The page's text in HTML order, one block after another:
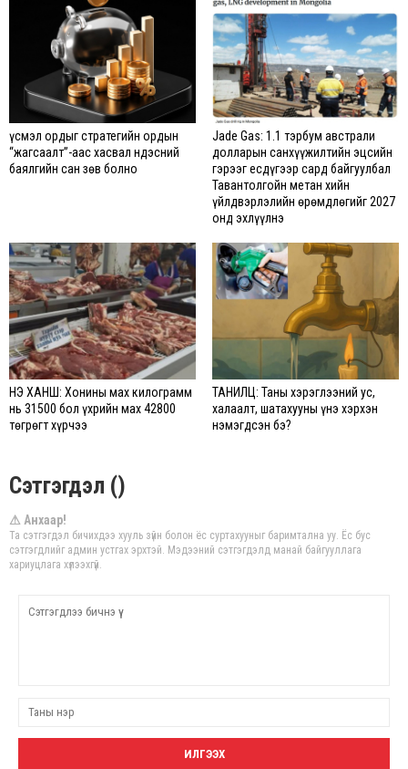
Үүсмэл ордыг стратегийн ордын
“жагсаалт”-аас хасвал Үндэсний
баялгийн сан зөв болно
Jade Gas: 1.1 тэрбум австрали
долларын санхүүжилтийн эцсийн
гэрээг есдүгээр сард байгуулбал
Тавантолгойн метан хийн
үйлдвэрлэлийн өрөмдлөгийг 2027
онд эхлүүлнэ
ҮНЭ ХАНШ: Хонины мах килограмм
нь 31500 бол үхрийн мах 42800
төгрөгт хүрчээ
ТАНИЛЦ: Таны хэрэглээний ус,
халаалт, шатахууны үнэ хэрхэн
нэмэгдсэн бэ?
Сэтгэгдэл ()
⚠ Анхаар!
Та сэтгэгдэл бичихдээ хууль зүйн болон ёс суртахууныг баримтална уу. Ёс бус
сэтгэгдлийг админ устгах эрхтэй. Мэдээний сэтгэгдэлд манай байгууллага
хариуцлага хүлээхгүй.